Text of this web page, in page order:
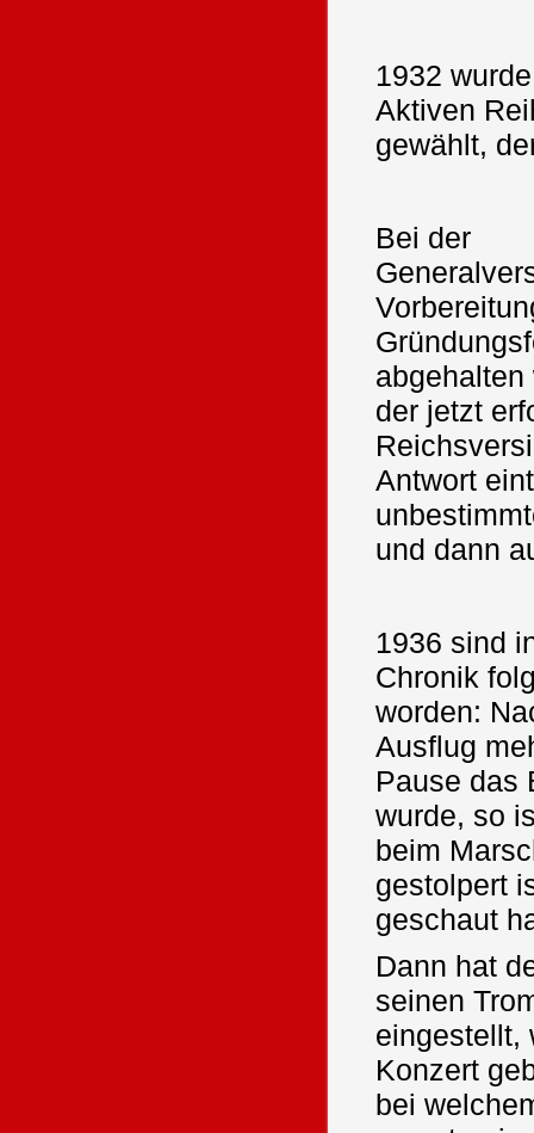
1932
Aktiven
gewählt,
Bei der
der jetzt
Antwort
und dann
1936 sind
Chronik
worden:
Ausflug
Pause das
wurde, so
beim
gestolpert
geschaut
Dann hat
seinen
eingestellt,
Konzert
bei